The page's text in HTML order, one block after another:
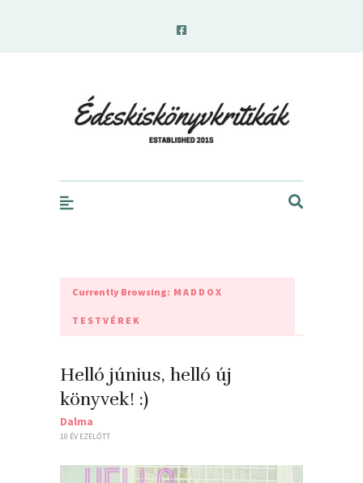
Currently Browsing: MADDOX
TESTVÉREK
Helló június, helló új
könyvek! :)
Dalma
10 ÉV EZELŐTT